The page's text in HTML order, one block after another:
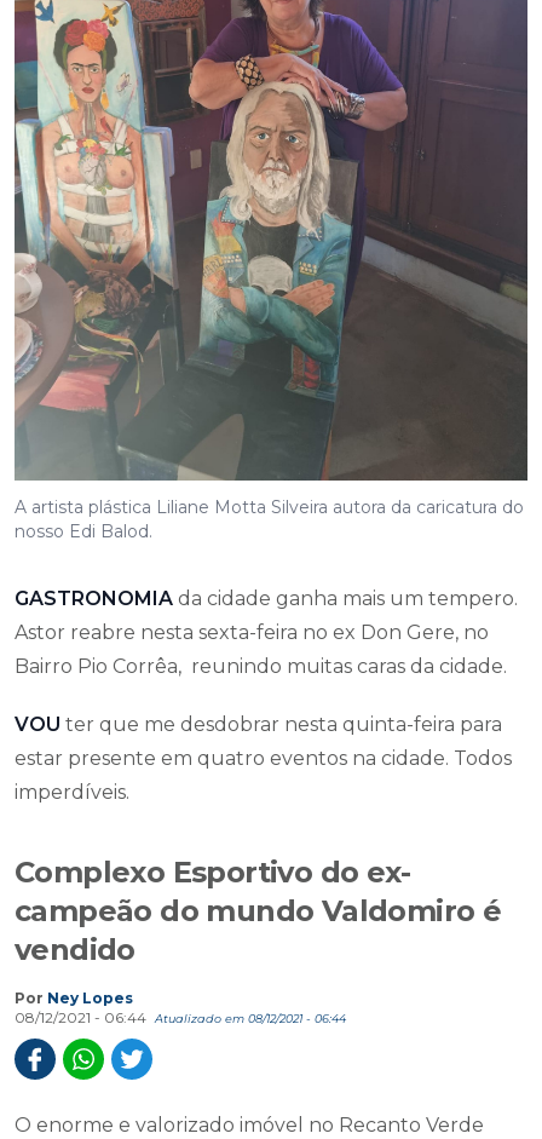
A artista plástica Liliane Motta Silveira autora da caricatura do
nosso Edi Balod.
GASTRONOMIA da cidade ganha mais um tempero.
Astor reabre nesta sexta-feira no ex Don Gere, no
Bairro Pio Corrêa, reunindo muitas caras da cidade.
VOU ter que me desdobrar nesta quinta-feira para
estar presente em quatro eventos na cidade. Todos
imperdíveis.
Complexo Esportivo do ex-
campeão do mundo Valdomiro é
vendido
Por Ney Lopes
08/12/2021 - 06:44
Atualizado em 08/12/2021 - 06:44
O enorme e valorizado imóvel no Recanto Verde